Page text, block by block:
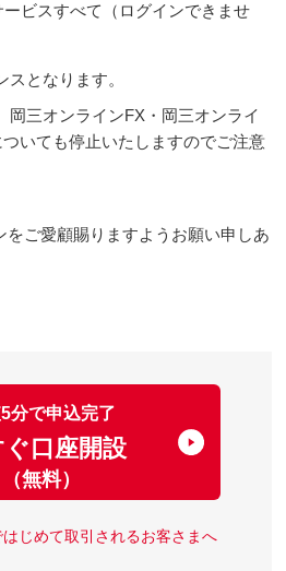
ビスすべて（ログインできませ
となります。
岡三オンラインFX・岡三オンライ
いても停止いたしますのでご注意
ご愛顧賜りますようお願い申しあ
分で申込完了
口座開設
（無料）
じめて取引されるお客さまへ